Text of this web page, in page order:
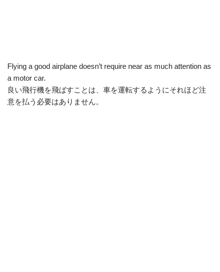
Flying a good airplane doesn’t require near as much attention as
a motor car.
良い飛行機を飛ばすことは、車を運転するようにそれほど注
意を払う必要はありません。